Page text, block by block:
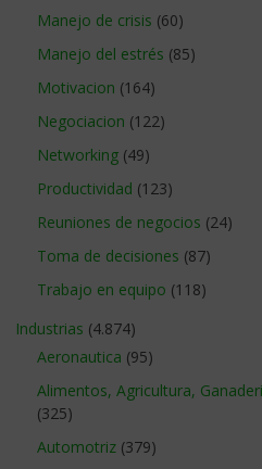
Manejo de crisis (60)
Manejo del estrés (85)
Motivacion (164)
Negociacion (122)
Networking (49)
Productividad (123)
Reuniones de negocios (24)
Toma de decisiones (87)
Trabajo en equipo (118)
Industrias (4.874)
Aeronautica (95)
Alimentos, Agricultura,
(325)
Automotriz (379)